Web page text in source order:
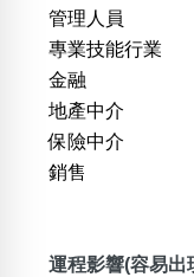
管理人員
專業技能行業
金融
地產中介
保險中介
銷售
運程影響(容易出